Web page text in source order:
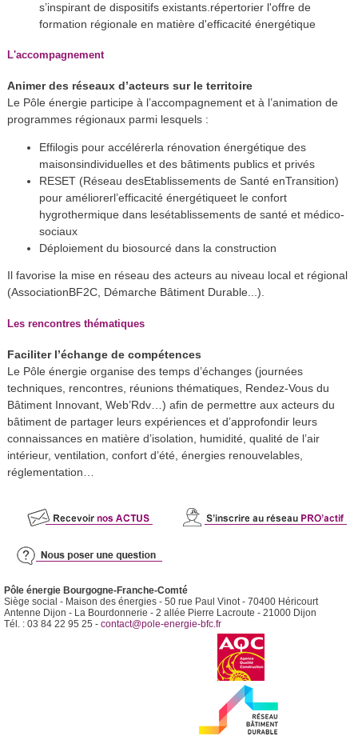
s’inspirant de dispositifs existants.répertorier l'offre de
formation régionale en matière d'efficacité énergétique
L'accompagnement
Animer des réseaux d’acteurs sur le territoire
Le Pôle énergie participe à l’accompagnement et à l’animation de
programmes régionaux parmi lesquels :
Effilogis pour accélérerla rénovation énergétique des
maisonsindividuelles et des bâtiments publics et privés
RESET (Réseau desEtablissements de Santé enTransition)
pour améliorerl’efficacité énergétiqueet le confort
hygrothermique dans lesétablissements de santé et médico-
sociaux
Déploiement du biosourcé dans la construction
Il favorise la mise en réseau des acteurs au niveau local et régional
(AssociationBF2C, Démarche Bâtiment Durable...).
Les rencontres thématiques
Faciliter l’échange de compétences
Le Pôle énergie organise des temps d’échanges (journées
techniques, rencontres, réunions thématiques, Rendez-Vous du
Bâtiment Innovant, Web’Rdv…) afin de permettre aux acteurs du
bâtiment de partager leurs expériences et d’approfondir leurs
connaissances en matière d’isolation, humidité, qualité de l’air
intérieur, ventilation, confort d’été, énergies renouvelables,
réglementation…
Pôle énergie Bourgogne-Franche-Comté
Siège social - Maison des énergies - 50 rue Paul Vinot - 70400 Héricourt
Antenne Dijon - La Bourdonnerie - 2 allée Pierre Lacroute - 21000 Dijon
Tél. : 03 84 22 95 25 - contact@pole-energie-bfc.fr